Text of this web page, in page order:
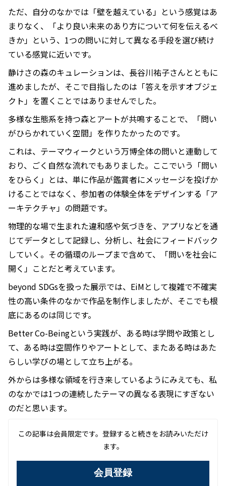
ただ、自分のなかでは「壁を越えている」という感覚はあ
まりなく、「より良い未来のあり方について何を伝えるべ
きか」という、1つの問いに対して異なる手段を選び続け
ている感覚に近いです。
静けさの森のキュレーションは、長谷川祐子さんとともに
進めましたが、そこで目指したのは「答えを示すオブジェ
クト」を置くことではありませんでした。
多様な生態系を持つ森とアートが共鳴することで、「問い
がひらかれていく空間」を作りたかったのです。
これは、テーマウィークという万博全体の問いと連動して
おり、ごく自然な流れでもありました。ここでいう「問い
をひらく」とは、単に作品が鑑賞者にメッセージを投げか
けることではなく、参加者の体験全体をデザインする「ア
ーキテクチャ」の問題です。
物理的な場で生まれた違和感や気づきを、アプリなどを通
じてデータとして記録し、分析し、社会にフィードバック
していく。その循環のループまで含めて、「問いを社会に
開く」ことだと考えています。
beyond SDGsを扱った展示では、EiMとして複雑で不確実
性の高い条件のなかで作品を制作しましたが、そこでも根
底にあるのは同じです。
Better Co-Beingという実践が、ある時は学問や政策とし
て、ある時は空間作りやアートとして、またある時はあた
らしい学びの場として立ち上がる。
外からは多様な領域を行き来しているようにみえても、私
のなかでは1つの連続したテーマの異なる表現にすぎない
のだと思います。
この記事は会員限定です。登録すると続きをお読みいただけ
ます。
会員登録